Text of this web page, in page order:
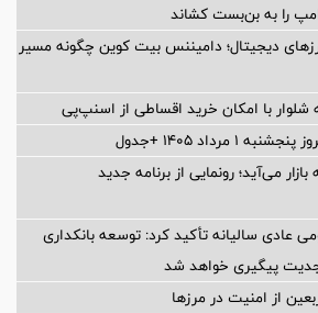
را به بن‌بست کشاند
دیجیتال؛ دامیننس بیت کوین چگونه مسیر
شلوار با امکان خرید اقساطی از اسنپ‌پی
۱۴۰۵ +جدول
به بازار می‌آید؛ رونمایی از برنامه جدید
عادی سالیانه تأكید كرد: توسعه بانكداری
جدیت پیگیری خواهد شد
از امنیت در مرزها